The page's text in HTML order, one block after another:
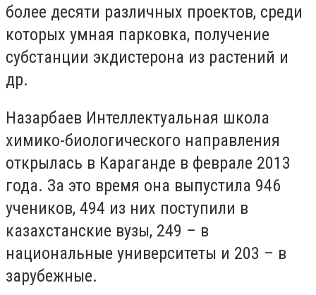
более десяти различных проектов, среди
которых умная парковка, получение
субстанции экдистерона из растений и
др.
Назарбаев Интеллектуальная школа
химико-биологического направления
открылась в Караганде в феврале 2013
года. За это время она выпустила 946
учеников, 494 из них поступили в
казахстанские вузы, 249 – в
национальные университеты и 203 – в
зарубежные.